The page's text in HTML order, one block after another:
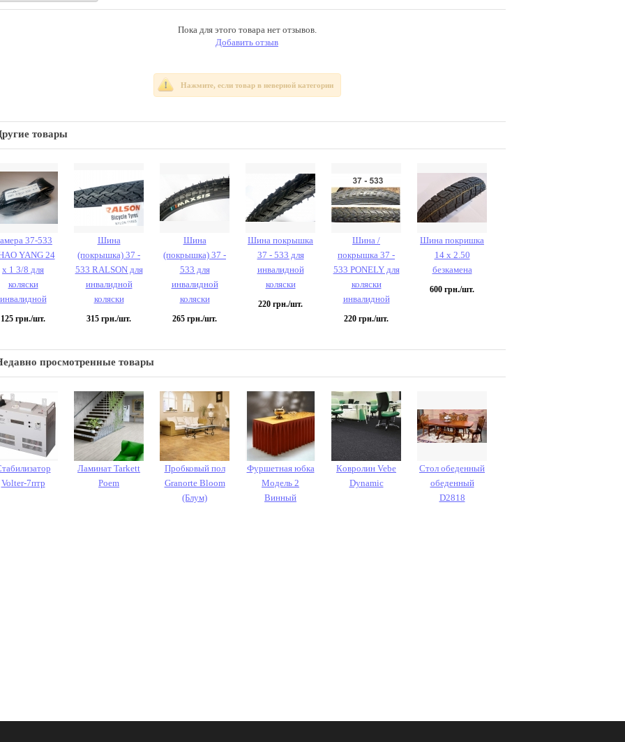
Пока для этого товара нет отзывов.
Добавить отзыв
Нажмите, если товар в неверной категории
товары
37-533
YANG 24
х 1 3/8 для
коляски
инвалидной
125 грн./шт.
Шина
(покрышка) 37 -
533 RALSON для
инвалидной
коляски
315 грн./шт.
Шина
(покрышка) 37 -
533 для
инвалидной
коляски
265 грн./шт.
Шина покрышка
37 - 533 для
инвалидной
коляски
220 грн./шт.
Шина /
покрышка 37 -
533 PONELY для
коляски
инвалидной
220 грн./шт.
Шина покришка
14 х 2.50
безкамена
600 грн./шт.
просмотренные товары
Volter-7птр
Ламинат Tarkett
Poem
Пробковый пол
Granorte Bloom
(Блум)
Фуршетная юбка
Модель 2
Винный
Кoврoлин Vebe
Dynamic
Стол обеденный
обеденный
D2818